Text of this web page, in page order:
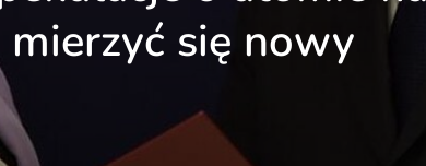
się nowy